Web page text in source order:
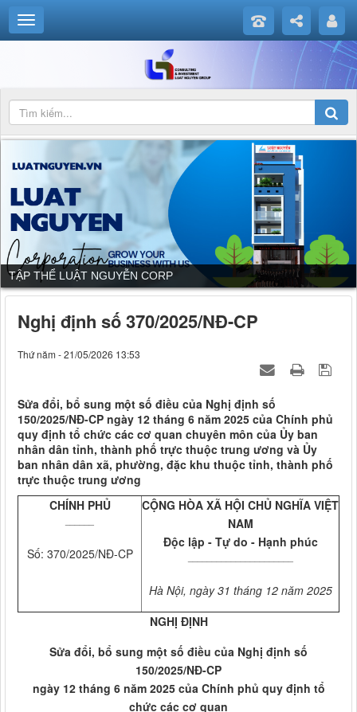
DỊCH VỤ CỦA LUẬT NGUYỄN CORP
Nghị định số 370/2025/NĐ-CP
Thứ năm - 21/05/2026 13:53
Sửa đổi, bổ sung một số điều của Nghị định số
150/2025/NĐ-CP ngày 12 tháng 6 năm 2025 của Chính phủ
quy định tổ chức các cơ quan chuyên môn của Ủy ban
nhân dân tỉnh, thành phố trực thuộc trung ương và Ủy
ban nhân dân xã, phường, đặc khu thuộc tỉnh, thành phố
trực thuộc trung ương
CHÍNH PHỦ
Số: 370/2025/NĐ-CP
CỘNG HÒA XÃ HỘI CHỦ NGHĨA VIỆT
NAM
Độc lập - Tự do - Hạnh phúc
Hà Nội, ngày 31 tháng 12 năm 2025
NGHỊ ĐỊNH
Sửa đổi, bổ sung một số điều của Nghị định số
150/2025/NĐ-CP
ngày 12 tháng 6 năm 2025 của Chính phủ quy định tổ
chức các cơ quan